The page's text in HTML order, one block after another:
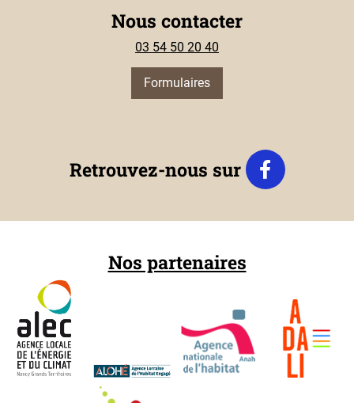
Nous contacter
03 54 50 20 40
Formulaires
Retrouvez-nous sur
Nos partenaires